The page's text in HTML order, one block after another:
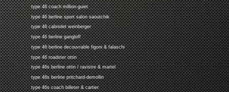
type 46 coach million-guiet
type 46 berline sport salon saoutchik
type 46 cabriolet weinberger
type 46 berline gangloff
type 46 berline decouvrable figoni & falaschi
type 46 roadster ottin
type 46s berline ottin / ravistre & martel
type 46s berline pritchard-demollin
type 46s coach billeter & cartier